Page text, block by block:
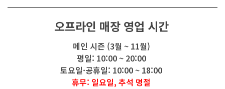
오프라인 매장 영업 시간
메인 시즌 (3월 ~ 11월)
평일: 10:00 ~ 20:00
토요일·공휴일: 10:00 ~ 18:00
휴무: 일요일, 추석 명절